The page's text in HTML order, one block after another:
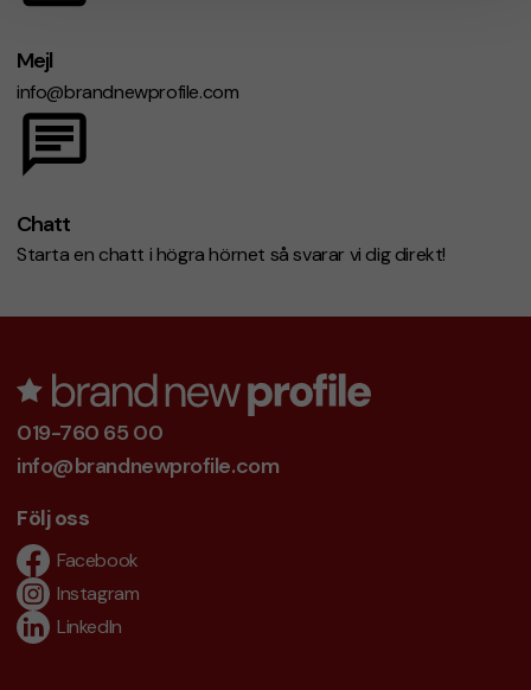
Mejl
info@brandnewprofile.com
Chatt
Starta en chatt i högra hörnet så svarar vi dig direkt!
019-760 65 00
info@brandnewprofile.com
Följ oss
Facebook
Instagram
LinkedIn